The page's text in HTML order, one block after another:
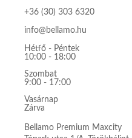
+36 (30) 303 6320
info@bellamo.hu
Hétfő - Péntek
10:00 - 18:00
Szombat
9:00 - 17:00
Vasárnap
Zárva
Bellamo Premium Maxcity